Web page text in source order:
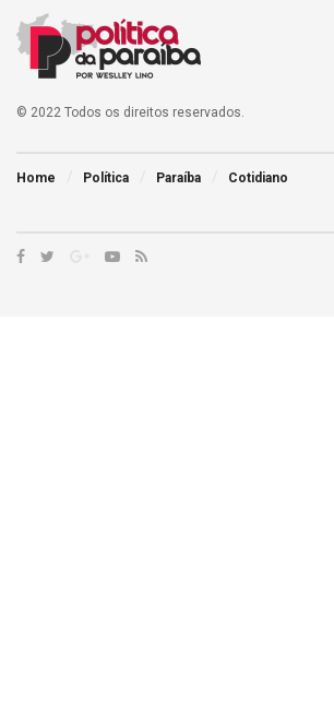
© 2022 Todos os direitos reservados.
Home Política Paraíba Cotidiano